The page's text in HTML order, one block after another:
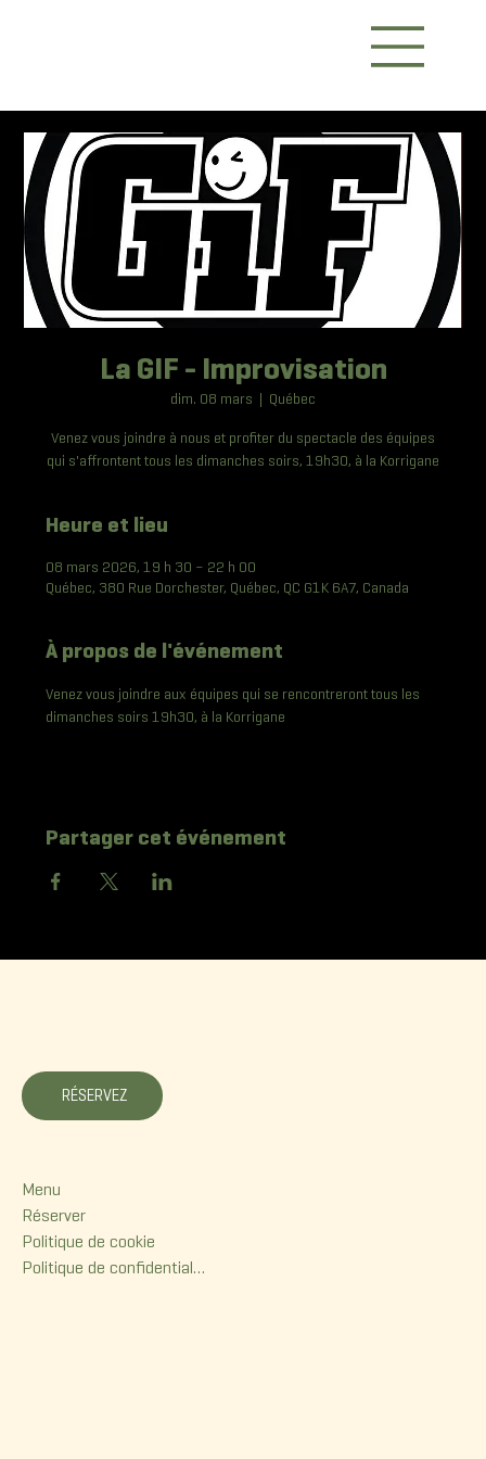
La GIF - Improvisation
dim. 08 mars
  |
Québec
Venez vous joindre à nous et profiter du spectacle des équipes
qui s'affrontent tous les dimanches soirs, 19h30, à la Korrigane
Heure et lieu
08 mars 2026, 19 h 30 – 22 h 00
Québec, 380 Rue Dorchester, Québec, QC G1K 6A7, Canada
À propos de l'événement
Venez vous joindre aux équipes qui se rencontreront tous les
dimanches soirs 19h30, à la Korrigane
Partager cet événement
Menu
Réserver
Politique de cookie
Politique de confidentialité
RÉSERVEZ